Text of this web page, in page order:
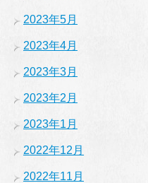
2023年5月
2023年4月
2023年3月
2023年2月
2023年1月
2022年12月
2022年11月